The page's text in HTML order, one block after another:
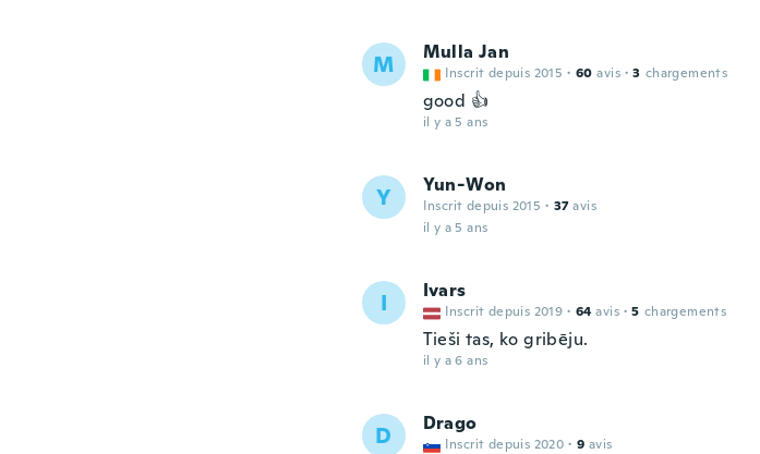
M Mulla Jan
Inscrit depuis 2015 · 60 avis · 3 chargements
good 👍
il y a 5 ans
Y Yun-Won
Inscrit depuis 2015 · 37 avis
il y a 5 ans
I Ivars
Inscrit depuis 2019 · 64 avis · 5 chargements
Tieši tas, ko gribēju.
il y a 6 ans
D Drago
Inscrit depuis 2020 · 9 avis